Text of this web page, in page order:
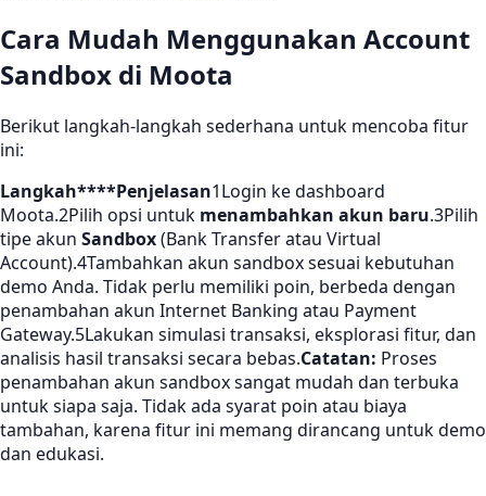
Cara Mudah Menggunakan Account
Sandbox di Moota
Berikut langkah-langkah sederhana untuk mencoba fitur
ini:
Langkah****Penjelasan1Login ke dashboard
Moota.2Pilih opsi untuk menambahkan akun baru.3Pilih
tipe akun Sandbox(Bank Transfer atau Virtual
Account).4Tambahkan akun sandbox sesuai kebutuhan
demo Anda. Tidak perlu memiliki poin, berbeda dengan
penambahan akun Internet Banking atau Payment
Gateway.5Lakukan simulasi transaksi, eksplorasi fitur, dan
analisis hasil transaksi secara bebas.Catatan: Proses
penambahan akun sandbox sangat mudah dan terbuka
untuk siapa saja. Tidak ada syarat poin atau biaya
tambahan, karena fitur ini memang dirancang untuk demo
dan edukasi.